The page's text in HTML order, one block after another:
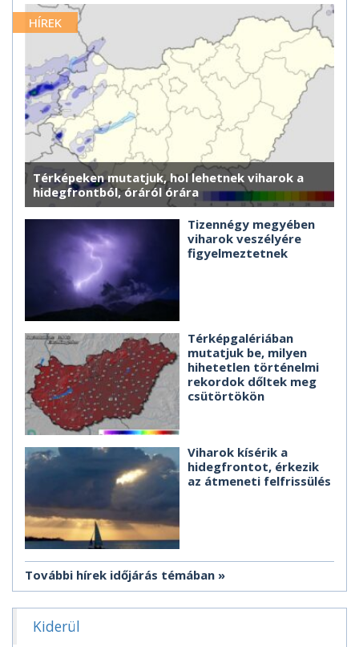
HÍREK
Térképeken mutatjuk, hol lehetnek viharok a
hidegfrontból, óráról órára
Tizennégy megyében
viharok veszélyére
figyelmeztetnek
Térképgalériában
mutatjuk be, milyen
hihetetlen történelmi
rekordok dőltek meg
csütörtökön
Viharok kísérik a
hidegfrontot, érkezik
az átmeneti felfrissülés
További hírek időjárás témában
Kiderül